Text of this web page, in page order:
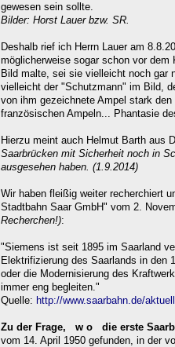
gewesen sein sollte.
Bilder: Horst Lauer bzw. SR.
Deshalb rief ich Herrn Lauer am
möglicherweise sogar schon vor
Bild malte, sei sie vielleicht noch gar
vielleicht der "Schutzmann" im Bild,
von ihm gezeichnete Ampel stark
französischen Ampeln... Phantasie
Hierzu meint auch Helmut Barth aus
Saarbrücken mit Sicherheit noch in
ausgesehen haben. (1.9.2014)
Wir haben fleißig weiter recherchiert
Stadtbahn Saar GmbH" vom 2.
Recherchen!):
"Siemens ist seit 1895 im Saarland
Elektrifizierung des Saarlands in den
oder die Modernisierung des
immer eng begleiten."
Quelle: http://www.saarbahn.de/
Zu der Frage, w o die erste
vom 14. April 1950 gefunden, in der